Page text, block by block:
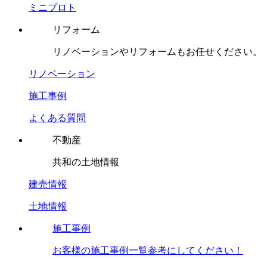
ミニプロト
リフォーム
リノベーションやリフォームもお任せください。
リノベーション
施工事例
よくある質問
不動産
共和の土地情報
建売情報
土地情報
施工事例
お客様の施工事例一覧参考にしてください！